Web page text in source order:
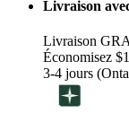
Livraison
Livraison
Économisez
3-4 jours